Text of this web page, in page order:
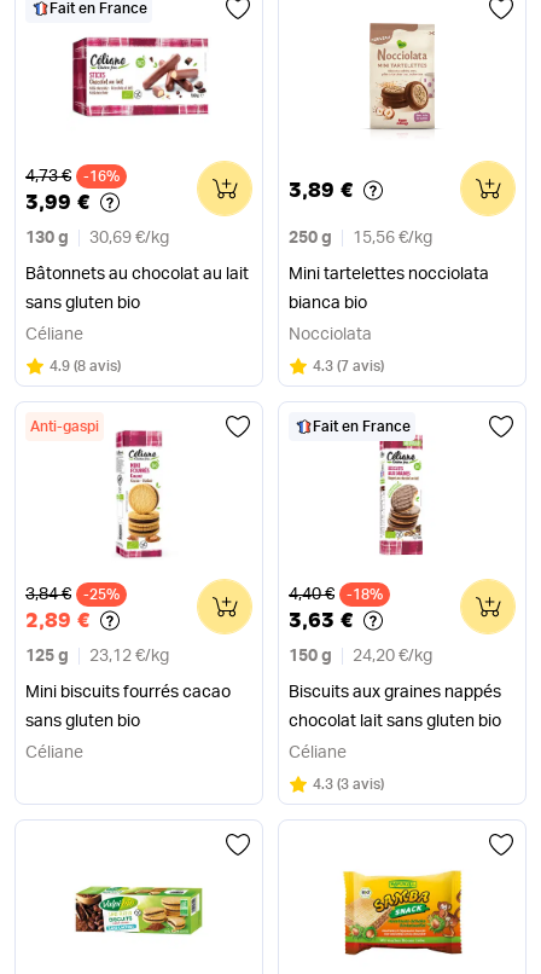
Fait en France
Ancien prix
4,73 € -16%
3,99 €
130 g 30,69 €/ kg
Bâtonnets au chocolat au lait
sans gluten bio
0
Céliane
Note
4.9 sur 5
(8 avis)
3,89 €
250 g 15,56 €/ kg
Mini tartelettes nocciolata
bianca bio
0
Nocciolata
Note
4.3 sur 5
(7 avis)
Anti-gaspi
Ancien prix
3,84 € -25%
2,89 €
125 g 23,12 €/ kg
Mini biscuits fourrés cacao
sans gluten bio
0
Céliane
Fait en France
Ancien prix
4,40 € -18%
3,63 €
150 g 24,20 €/ kg
Biscuits aux graines nappés
chocolat lait sans gluten bio
0
Céliane
Note
4.3 sur 5
(3 avis)